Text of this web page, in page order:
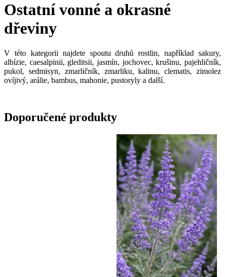
Ostatní vonné a okrasné
dřeviny
V této kategorii najdete spoutu druhů rostlin, například sakury,
albízie, caesalpinii, gleditsii, jasmín, jochovec, krušinu, pajehličník,
pukol, sedmisyn, zmarličník, zmarliku, kalinu, clematis, zimolez
ovíjivý, arálie, bambus, mahonie, pustoryly a další.
Doporučené produkty